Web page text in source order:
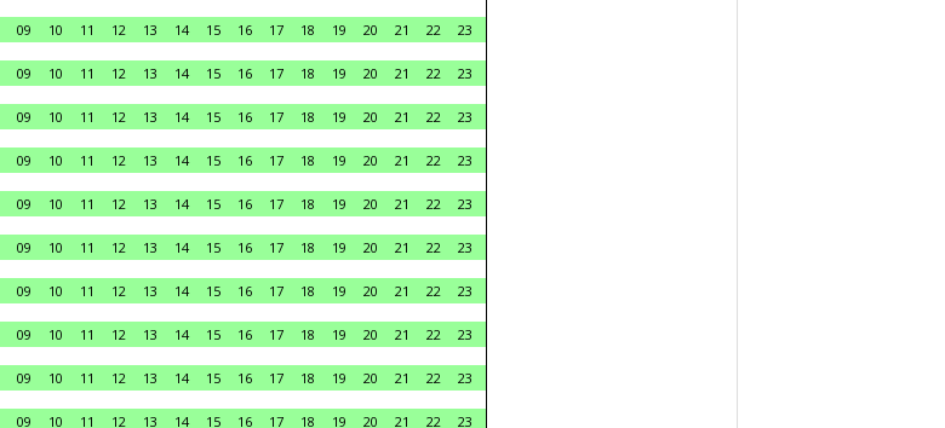
09 10 11 12 13 14 15 16 17 18 19 20 21 22
23
09 10 11 12 13 14 15 16 17 18 19 20 21 22
23
09 10 11 12 13 14 15 16 17 18 19 20 21 22
23
09 10 11 12 13 14 15 16 17 18 19 20 21 22
23
09 10 11 12 13 14 15 16 17 18 19 20 21 22
23
09 10 11 12 13 14 15 16 17 18 19 20 21 22
23
09 10 11 12 13 14 15 16 17 18 19 20 21 22
23
09 10 11 12 13 14 15 16 17 18 19 20 21 22
23
09 10 11 12 13 14 15 16 17 18 19 20 21 22
23
09 10 11 12 13 14 15 16 17 18 19 20 21 22
23